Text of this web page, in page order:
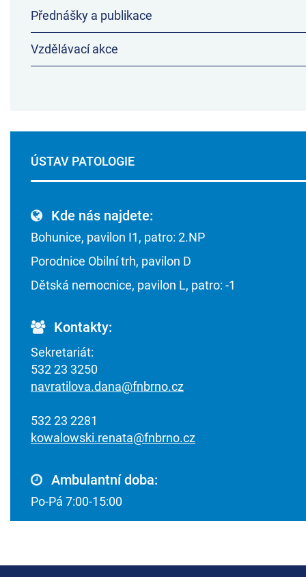
Přednášky a publikace
Vzdělávací akce
ÚSTAV PATOLOGIE
Kde nás najdete:
Bohunice, pavilon I1, patro: 2.NP
Porodnice Obilní trh, pavilon D
Dětská nemocnice, pavilon L, patro: -1
Kontakty:
Sekretariát:
532 23 3250
navratilova.dana@fnbrno.cz
532 23 2281
kowalowski.renata@fnbrno.cz
Ambulantní doba:
Po-Pá 7:00-15:00